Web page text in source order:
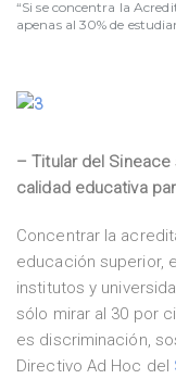
“Si se concentra la
apenas al 30% de
– Titular del
calidad educativa
Concentrar la
educación superior,
institutos y
sólo mirar al 30 por
es discriminación,
Directivo Ad Hoc del